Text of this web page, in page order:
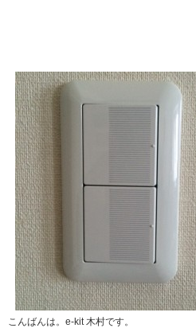
こんばんは。e-kit 木村です。